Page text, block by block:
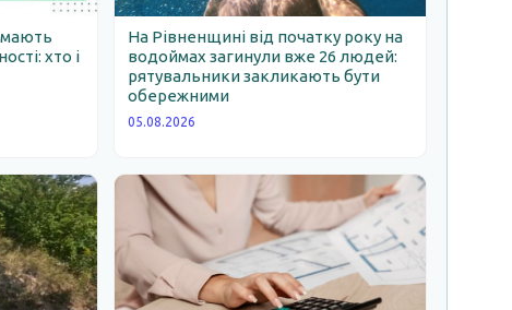
хто і
На Рівненщині від початку року на
водоймах загинули вже 26 людей:
рятувальники закликають бути
обережними
05.08.2026